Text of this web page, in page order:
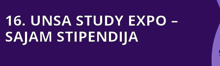
16. UNSA STUDY EXPO –
SAJAM STIPENDIJA